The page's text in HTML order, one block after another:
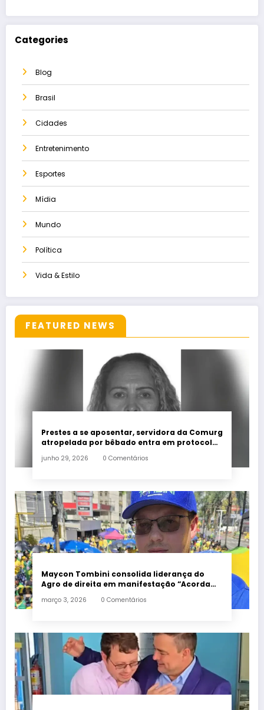
Categories
Blog
Brasil
Cidades
Entretenimento
Esportes
Mídia
Mundo
Política
Vida & Estilo
FEATURED NEWS
Prestes a se aposentar, servidora da Comurg
atropelada por bêbado entra em protocolo
junho 29, 2026 0 Comentários
Maycon Tombini consolida liderança do
Agro de direita em manifestação “Acorda
março 3, 2026 0 Comentários